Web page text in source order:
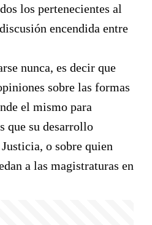
los pertenecientes al
encendida entre
nunca, es decir que
sobre las formas
el mismo para
que su desarrollo
o sobre quien
a las magistraturas en